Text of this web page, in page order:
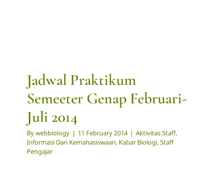
Jadwal Praktikum
Semeeter Genap Februari-
Juli 2014
Bywebbiology | 11 February 2014 | Aktivitas Staff,
Informasi Dan Kemahasiswaan, Kabar Biologi,Staff
Pengajar